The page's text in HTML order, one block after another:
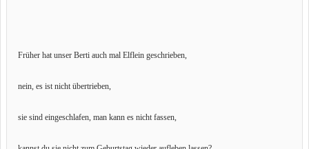
Früher hat unser Berti auch mal Elflein geschrieben,
nein, es ist nicht übertrieben,
sie sind eingeschlafen, man kann es nicht fassen,